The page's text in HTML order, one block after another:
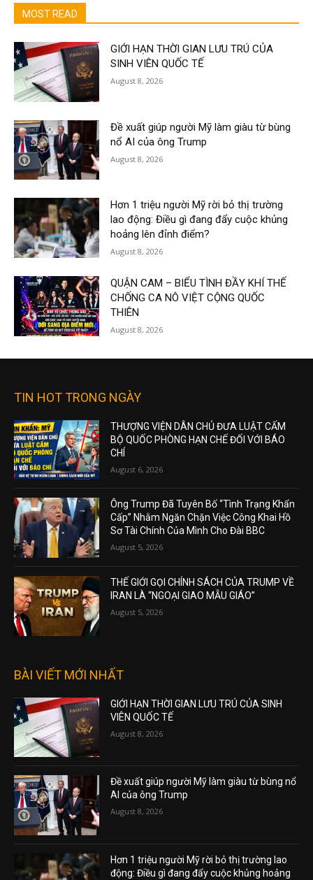
MOST READ
GIỚI HẠN THỜI GIAN LƯU TRÚ CỦA
SINH VIÊN QUỐC TẾ
August 8, 2026
Đề xuất giúp người Mỹ làm giàu từ bùng
nổ AI của ông Trump
August 8, 2026
Hơn 1 triệu người Mỹ rời bỏ thị trường
lao động: Điều gì đang đẩy cuộc khủng
hoảng lên đỉnh điểm?
August 8, 2026
QUẬN CAM – BIỂU TÌNH ĐẦY KHÍ THẾ
CHỐNG CA NÔ VIỆT CỘNG QUỐC
THIÊN
August 8, 2026
TIN HOT TRONG NGÀY
THƯỢNG VIỆN DÂN CHỦ ĐƯA LUẬT CẤM
BỘ QUỐC PHÒNG HẠN CHẾ ĐỐI VỚI BÁO
CHÍ
August 6, 2026
Ông Trump Đã Tuyên Bố “Tình Trạng Khẩn
Cấp” Nhằm Ngăn Chặn Việc Công Khai Hồ
Sơ Tài Chính Của Mình Cho Đài BBC
August 5, 2026
THẾ GIỚI GỌI CHÍNH SÁCH CỦA TRUMP VỀ
IRAN LÀ “NGOẠI GIAO MẪU GIÁO”
August 5, 2026
BÀI VIẾT MỚI NHẤT
GIỚI HẠN THỜI GIAN LƯU TRÚ CỦA SINH
VIÊN QUỐC TẾ
August 8, 2026
Đề xuất giúp người Mỹ làm giàu từ bùng nổ
AI của ông Trump
August 8, 2026
Hơn 1 triệu người Mỹ rời bỏ thị trường lao
động: Điều gì đang đẩy cuộc khủng hoảng